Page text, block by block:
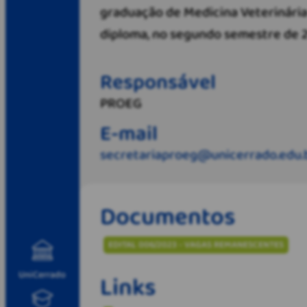
UniCerrado
graduação de Medicina
diploma, no segundo semestre de
Responsável
PROEG
E-mail
Documentos
EDITAL 006/2023 - VAGAS REMANESCENTES
Links